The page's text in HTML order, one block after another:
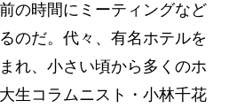
の時間にミーティングなど
のだ。代々、有名ホテルを
れ、小さい頃から多くのホ
生コラムニスト・小林千花